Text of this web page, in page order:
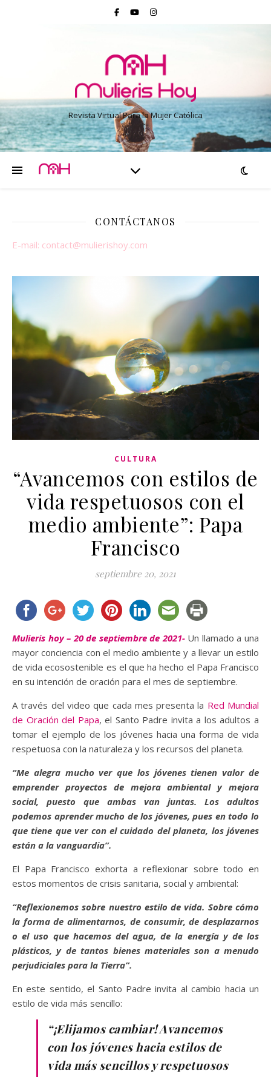
Revista Virtual Para la Mujer Católica
CONTÁCTANOS
E-mail: contact@mulierishoy.com
CULTURA
“Avancemos con estilos de
vida respetuosos con el
medio ambiente”: Papa
Francisco
septiembre 20, 2021
Mulieris hoy – 20 de septiembre de 2021- Un llamado a una
mayor conciencia con el medio ambiente y a llevar un estilo
de vida ecosostenible es el que ha hecho el Papa Francisco
en su intención de oración para el mes de septiembre.
A través del video que cada mes presenta la Red Mundial
de Oración del Papa, el Santo Padre invita a los adultos a
tomar el ejemplo de los jóvenes hacia una forma de vida
respetuosa con la naturaleza y los recursos del planeta.
“Me alegra mucho ver que los jóvenes tienen valor de
emprender proyectos de mejora ambiental y mejora
social, puesto que ambas van juntas. Los adultos
podemos aprender mucho de los jóvenes, pues en todo lo
que tiene que ver con el cuidado del planeta, los jóvenes
están a la vanguardia”.
El Papa Francisco exhorta a reflexionar sobre todo en
estos momentos de crisis sanitaria, social y ambiental:
“Reflexionemos sobre nuestro estilo de vida. Sobre cómo
la forma de alimentarnos, de consumir, de desplazarnos
o el uso que hacemos del agua, de la energía y de los
plásticos, y de tantos bienes materiales son a menudo
perjudiciales para la Tierra”.
En este sentido, el Santo Padre invita al cambio hacia un
estilo de vida más sencillo:
“¡Elijamos cambiar! Avancemos
con los jóvenes hacia estilos de
vida más sencillos y respetuosos